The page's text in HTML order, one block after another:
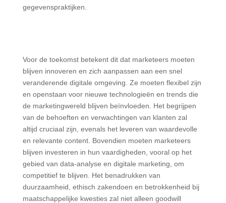
gegevenspraktijken.
Voor de toekomst betekent dit dat marketeers moeten
blijven innoveren en zich aanpassen aan een snel
veranderende digitale omgeving. Ze moeten flexibel zijn
en openstaan voor nieuwe technologieën en trends die
de marketingwereld blijven beïnvloeden. Het begrijpen
van de behoeften en verwachtingen van klanten zal
altijd cruciaal zijn, evenals het leveren van waardevolle
en relevante content. Bovendien moeten marketeers
blijven investeren in hun vaardigheden, vooral op het
gebied van data-analyse en digitale marketing, om
competitief te blijven. Het benadrukken van
duurzaamheid, ethisch zakendoen en betrokkenheid bij
maatschappelijke kwesties zal niet alleen goodwill